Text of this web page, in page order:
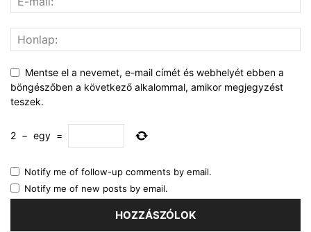
Mentse el a nevemet, e-mail címét és webhelyét ebben a
böngészőben a következő alkalommal, amikor megjegyzést
teszek.
2 − egy =
Notify me of follow-up comments by email.
Notify me of new posts by email.